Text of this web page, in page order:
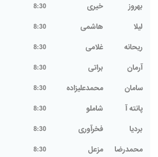
بهروز
خیری
8:30
لیلا
هاشمی
8:30
ریحانه
غلامی
8:30
آرمان
براتی
8:30
سامان
محمدعلیزاده
8:30
پانته آ
شاملو
8:30
بردیا
فخرآوری
8:30
محمدرضا
مزعل
8:30